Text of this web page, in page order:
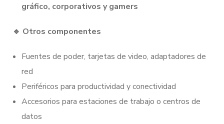
gráfico, corporativos y gamers
🔹 Otros componentes
Fuentes de poder, tarjetas de video, adaptadores de
red
Periféricos para productividad y conectividad
Accesorios para estaciones de trabajo o centros de
datos